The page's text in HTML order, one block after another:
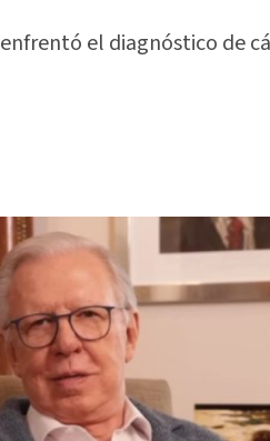
el diagnóstico de